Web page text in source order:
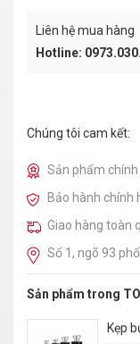
Liên hệ mua hàng
Hotline:
Chúng tôi cam kết:
Sản phẩm
Bảo hành chính
Giao hàng toàn
Số 1, ngõ 93
Sản phẩm trong
Kẹp